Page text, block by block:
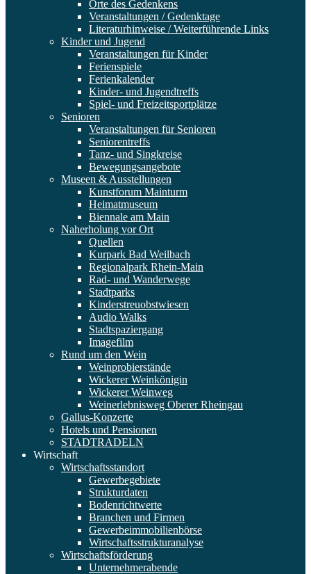
Orte des Gedenkens
Veranstaltungen / Gedenktage
Literaturhinweise / Weiterführende Links
Kinder und Jugend
Veranstaltungen für Kinder
Ferienspiele
Ferienkalender
Kinder- und Jugendtreffs
Spiel- und Freizeitsportplätze
Senioren
Veranstaltungen für Senioren
Seniorentreffs
Tanz- und Singkreise
Bewegungsangebote
Museen & Ausstellungen
Kunstforum Mainturm
Heimatmuseum
Biennale am Main
Naherholung vor Ort
Quellen
Kurpark Bad Weilbach
Regionalpark Rhein-Main
Rad- und Wanderwege
Stadtparks
Kinderstreuobstwiesen
Audio Walks
Stadtspaziergang
Imagefilm
Rund um den Wein
Weinprobierstände
Wickerer Weinkönigin
Wickerer Weinweg
Weinerlebnisweg Oberer Rheingau
Gallus-Konzerte
Hotels und Pensionen
STADTRADELN
Wirtschaft
Wirtschaftsstandort
Gewerbegebiete
Strukturdaten
Bodenrichtwerte
Branchen und Firmen
Gewerbeimmobilienbörse
Wirtschaftsstrukturanalyse
Wirtschaftsförderung
Unternehmerabende